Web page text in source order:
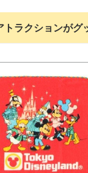
トラクションがグ